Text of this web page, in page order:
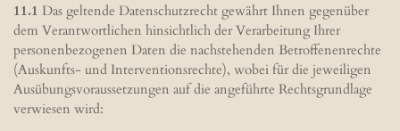
11.1 Das geltende Datenschutzrecht gewährt Ihnen gegenüber
dem Verantwortlichen hinsichtlich der Verarbeitung Ihrer
personenbezogenen Daten die nachstehenden Betroffenenrechte
(Auskunfts- und Interventionsrechte), wobei für die jeweiligen
Ausübungsvoraussetzungen auf die angeführte Rechtsgrundlage
verwiesen wird: